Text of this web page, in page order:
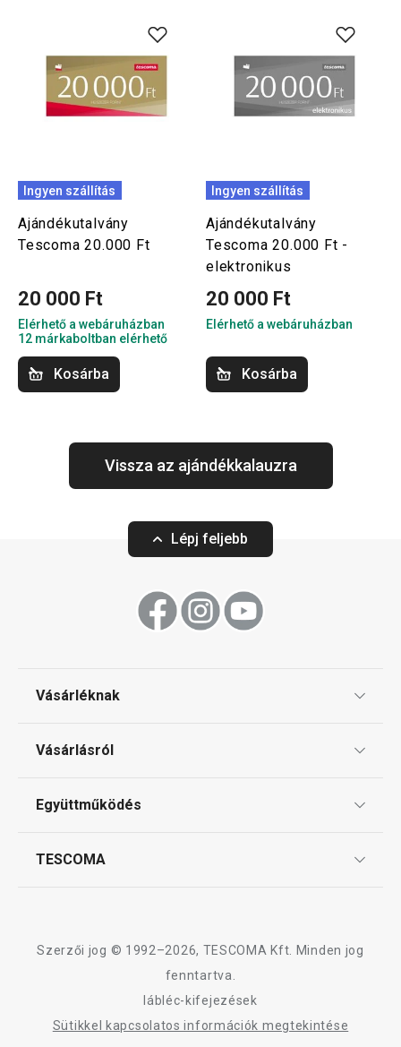
Ingyen szállítás
Ajándékutalvány
Tescoma 20.000 Ft
20 000 Ft
Elérhető a webáruházban
12 márkaboltban elérhető
Kosárba
Ingyen szállítás
Ajándékutalvány
Tescoma 20.000 Ft -
elektronikus
20 000 Ft
Elérhető a webáruházban
Kosárba
Vissza az ajándékkalauzra
Lépj feljebb
Vásárléknak
Gyakori kérdések
Vásárlásról
Reklamáció és termékvisszaküldés
Együttműködés
TESCOMA
Szerzői jog © 1992–2026, TESCOMA Kft. Minden jog
fenntartva.
lábléc-kifejezések
Sütikkel kapcsolatos információk megtekintése